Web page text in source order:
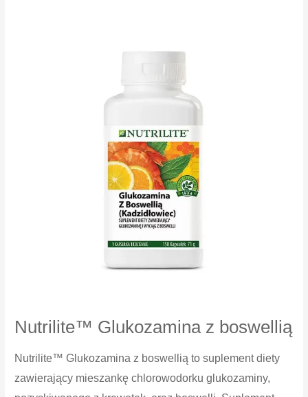
Nutrilite™ Glukozamina z boswellią
Nutrilite™ Glukozamina z boswellią to suplement diety
zawierający mieszankę chlorowodorku glukozaminy,